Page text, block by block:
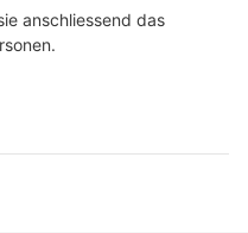
anschliessend das